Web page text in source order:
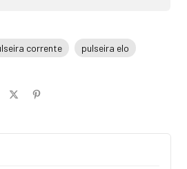
corrente
pulseira elo